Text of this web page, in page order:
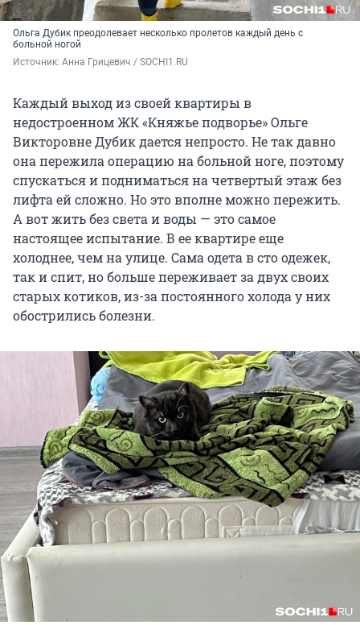
Ольга Дубик преодолевает несколько пролетов каждый день с
больной ногой
Источник: Анна Грицевич / SOCHI1.RU
Каждый выход из своей квартиры в
недостроенном ЖК «Княжье подворье» Ольге
Викторовне Дубик дается непросто. Не так давно
она пережила операцию на больной ноге, поэтому
спускаться и подниматься на четвертый этаж без
лифта ей сложно. Но это вполне можно пережить.
А вот жить без света и воды — это самое
настоящее испытание. В ее квартире еще
холоднее, чем на улице. Сама одета в сто одежек,
так и спит, но больше переживает за двух своих
старых котиков, из-за постоянного холода у них
обострились болезни.